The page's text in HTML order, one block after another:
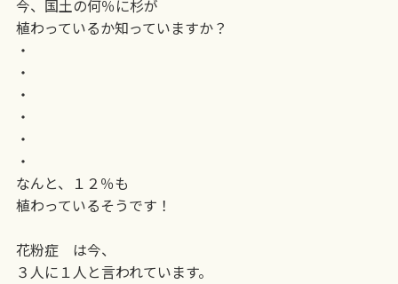
今、国土の何％に杉が
植わっているか知っていますか？
・
・
・
・
・
・
なんと、１２％も
植わっているそうです！
花粉症 は今、
３人に１人と言われています。